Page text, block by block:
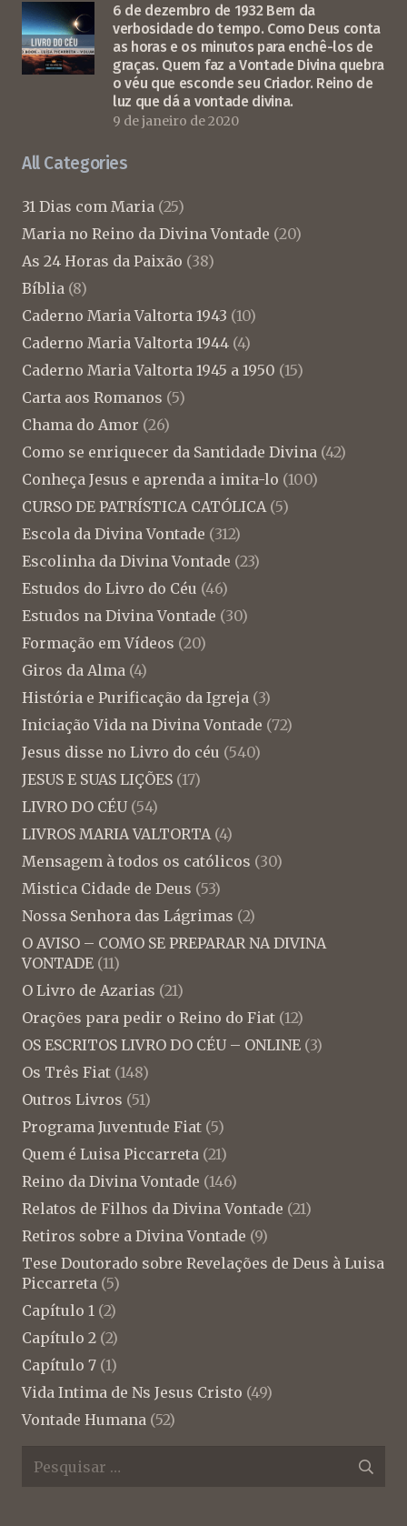
6 de dezembro de 1932 Bem da
verbosidade do tempo. Como Deus conta
as horas e os minutos para enchê-los de
graças. Quem faz a Vontade Divina quebra
o véu que esconde seu Criador. Reino de
luz que dá a vontade divina.
9 de janeiro de 2020
All Categories
31 Dias com Maria (25)
Maria no Reino da Divina Vontade (20)
As 24 Horas da Paixão (38)
Bíblia (8)
Caderno Maria Valtorta 1943 (10)
Caderno Maria Valtorta 1944 (4)
Caderno Maria Valtorta 1945 a 1950 (15)
Carta aos Romanos (5)
Chama do Amor (26)
Como se enriquecer da Santidade Divina (42)
Conheça Jesus e aprenda a imita-lo (100)
CURSO DE PATRÍSTICA CATÓLICA (5)
Escola da Divina Vontade (312)
Escolinha da Divina Vontade (23)
Estudos do Livro do Céu (46)
Estudos na Divina Vontade (30)
Formação em Vídeos (20)
Giros da Alma (4)
História e Purificação da Igreja (3)
Iniciação Vida na Divina Vontade (72)
Jesus disse no Livro do céu (540)
JESUS E SUAS LIÇÕES (17)
LIVRO DO CÉU (54)
LIVROS MARIA VALTORTA (4)
Mensagem à todos os católicos (30)
Mistica Cidade de Deus (53)
Nossa Senhora das Lágrimas (2)
O AVISO – COMO SE PREPARAR NA DIVINA
VONTADE (11)
O Livro de Azarias (21)
Orações para pedir o Reino do Fiat (12)
OS ESCRITOS LIVRO DO CÉU – ONLINE (3)
Os Três Fiat (148)
Outros Livros (51)
Programa Juventude Fiat (5)
Quem é Luisa Piccarreta (21)
Reino da Divina Vontade (146)
Relatos de Filhos da Divina Vontade (21)
Retiros sobre a Divina Vontade (9)
Tese Doutorado sobre Revelações de Deus à Luisa
Piccarreta (5)
Capítulo 1 (2)
Capítulo 2 (2)
Capítulo 7 (1)
Vida Intima de Ns Jesus Cristo (49)
Vontade Humana (52)
Pesquisar